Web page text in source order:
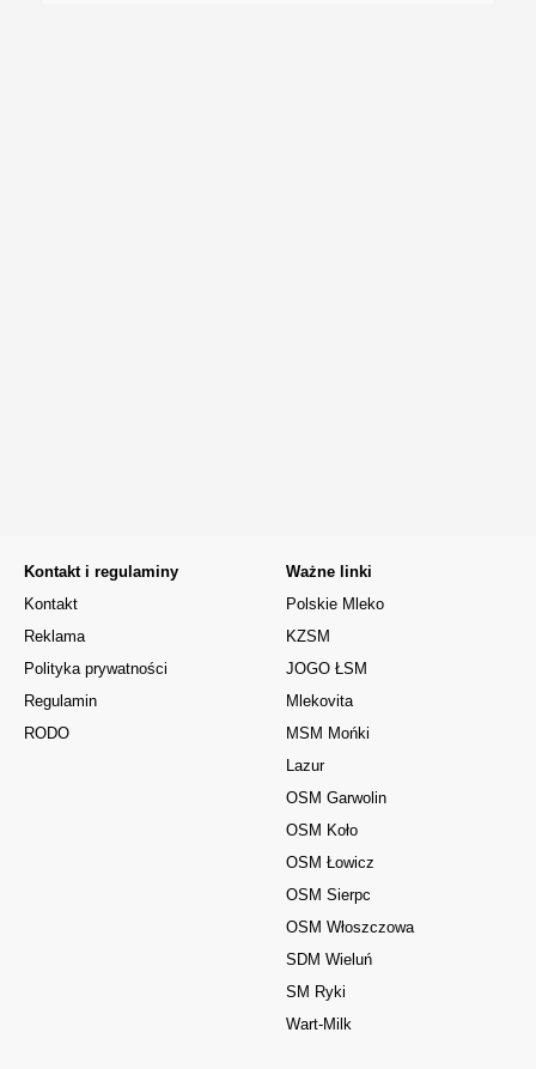
Kontakt i regulaminy
Kontakt
Reklama
Polityka prywatności
Regulamin
RODO
Ważne linki
Polskie Mleko
KZSM
JOGO ŁSM
Mlekovita
MSM Mońki
Lazur
OSM Garwolin
OSM Koło
OSM Łowicz
OSM Sierpc
OSM Włoszczowa
SDM Wieluń
SM Ryki
Wart-Milk